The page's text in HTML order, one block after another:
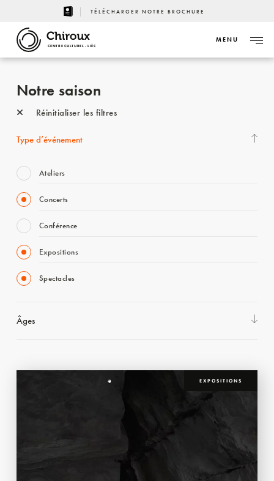
TÉLÉCHARGER NOTRE BROCHURE
CENTRE CULTUREL - LIÈGE
MENU
Notre saison
Réinitialiser les filtres
Type d’événement
Ateliers
Concerts
Conférence
Expositions
Spectacles
Âges
EXPOSITIONS